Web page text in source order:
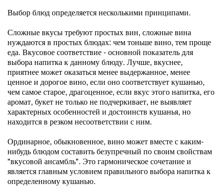
Выбор блюд определяется несколькими принципами.
Сложные вкусы требуют простых вин, сложные вина
нуждаются в простых блюдах: чем тоньше вино, тем проще
еда. Вкусовое соответствие - основной показатель для
выбора напитка к данному блюду. Лучше, вкуснее,
приятнее может оказаться менее выдержанное, менее
ценное и дорогое вино, если оно соответствует кушанью,
чем самое старое, драгоценное, если вкус этого напитка, его
аромат, букет не только не подчеркивает, не выявляет
характерных особенностей и достоинств кушанья, но
находится в резком несоответствии с ним.
Ординарное, обыкновенное, вино может вместе с каким-
нибудь блюдом составить безупречный по своим свойствам
"вкусовой ансамбль". Это гармоническое сочетание и
является главным условием правильного выбора напитка к
определенному кушанью.